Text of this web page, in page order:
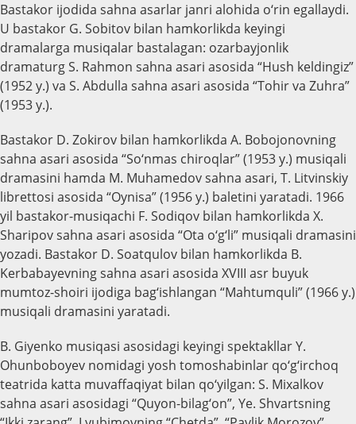
Bastakor ijodida sahna asarlar janri alohida o‘rin egallaydi.
U bastakor G. Sobitov bilan hamkorlikda keyingi
dramalarga musiqalar bastalagan: ozarbayjonlik
dramaturg S. Rahmon sahna asari asosida “Hush keldingiz”
(1952 y.) va S. Abdulla sahna asari asosida “Tohir va Zuhra”
(1953 y.).
Bastakor D. Zokirov bilan hamkorlikda A. Bobojonovning
sahna asari asosida “So‘nmas chiroqlar” (1953 y.) musiqali
dramasini hamda M. Muhamedov sahna asari, T. Litvinskiy
librettosi asosida “Oynisa” (1956 y.) baletini yaratadi. 1966
yil bastakor-musiqachi F. Sodiqov bilan hamkorlikda X.
Sharipov sahna asari asosida “Ota o‘g‘li” musiqali dramasini
yozadi. Bastakor D. Soatqulov bilan hamkorlikda B.
Kerbabayevning sahna asari asosida XVIII asr buyuk
mumtoz-shoiri ijodiga bag‘ishlangan “Mahtumquli” (1966 y.)
musiqali dramasini yaratadi.
B. Giyenko musiqasi asosidagi keyingi spektakllar Y.
Ohunboboyev nomidagi yosh tomoshabinlar qo‘g‘irchoq
teatrida katta muvaffaqiyat bilan qo‘yilgan: S. Mixalkov
sahna asari asosidagi “Quyon-bilag‘on”, Ye. Shvartsning